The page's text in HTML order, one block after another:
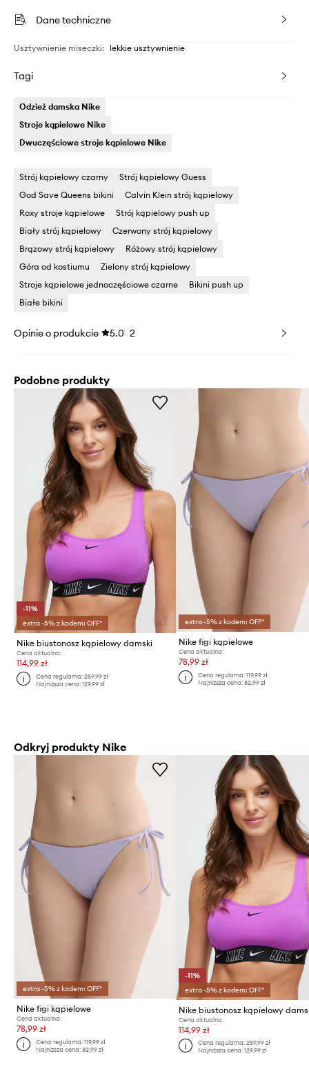
Dane techniczne
Usztywnienie miseczki: lekkie usztywnienie
Tagi
Odzież damska Nike
Stroje kąpielowe Nike
Dwuczęściowe stroje kąpielowe Nike
Strój kąpielowy czarny
Strój kąpielowy Guess
God Save Queens bikini
Calvin Klein strój kąpielowy
Roxy stroje kąpielowe
Strój kąpielowy push up
Biały strój kąpielowy
Czerwony strój kąpielowy
Brązowy strój kąpielowy
Różowy strój kąpielowy
Góra od kostiumu
Zielony strój kąpielowy
Stroje kąpielowe jednoczęściowe czarne
Bikini push up
Białe bikini
Opinie o produkcie 5.0 2
Podobne produkty
-11%
extra -5% z kodem: OFF*
Nike biustonosz kąpielowy damski
Cena aktualna:
114,99 zł
Cena regularna:259,99 zł
Najniższa cena:129,99 zł
extra -5% z kodem: OFF*
Nike figi kąpielowe
Cena aktualna:
78,99 zł
Cena regularna: 119,99 zł
Najniższa cena: 82,99 zł
Odkryj produkty Nike
extra -5% z kodem: OFF*
Nike figi kąpielowe
Cena aktualna:
78,99 zł
Cena regularna:119,99 zł
Najniższa cena:82,99 zł
-11%
extra -5% z kodem: OFF*
Nike biustonosz kąpielowy
Cena aktualna:
114,99 zł
Cena regularna: 259,99 zł
Najniższa cena: 129,99 zł